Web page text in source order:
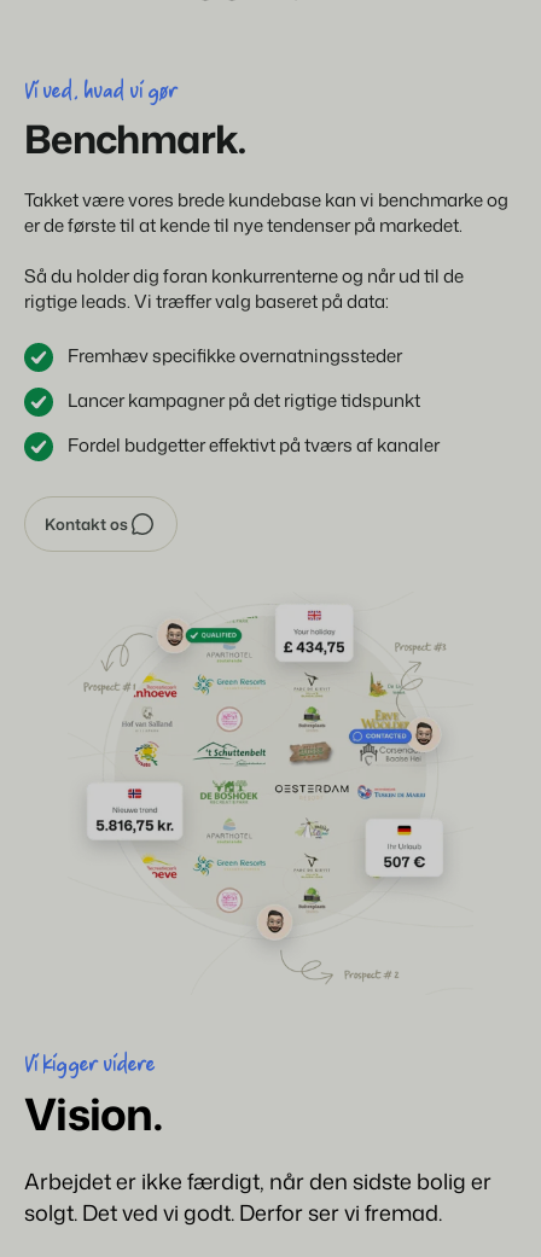
BEX Linguist
Hils på gæsterne på deres eget sprog.
Booking Boosters
Den stærke kombination af branding og performance marketing
Dit projekt blev udsolgt på ingen tid.
Booking Analytics
Premium BI-værktøj.
BEX Oversigt
Opdag de uendelige muligheder på Booking Experts-
platformen.
For ferieparker
Opdag fordelene ved Booking Experts til ferieparker.
For grupper
Opdag fordelene ved bookingeksperter til bekymringer og
Bookingeksperter sætter
vores fokus tilbage på
Gijs Meerdink
welcome.in
Read all stories
Customer Success Team
Få svar på dine spørgsmål
Find dit nye drømmejob!
Kontakte
Kontakt os
Om os
Historien bag Booking Experts.
Vi ved, hvad vi gør
Benchmark.
Takket være vores brede kundebase kan vi benchmarke og
er de første til at kende til nye tendenser på markedet.
Så du holder dig foran konkurrenterne og når ud til de
rigtige leads. Vi træffer valg baseret på data:
Fremhæv specifikke overnatningssteder
Lancer kampagner på det rigtige tidspunkt
Fordel budgetter effektivt på tværs af kanaler
Kontakt os
Vi kigger videre
Vision.
Arbejdet er ikke færdigt, når den sidste bolig er
solgt. Det ved vi godt. Derfor ser vi fremad.